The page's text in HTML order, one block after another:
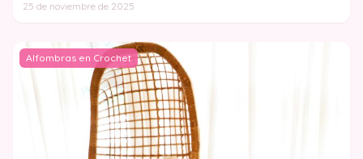
25 de noviembre de 2025
Alfombras en Crochet